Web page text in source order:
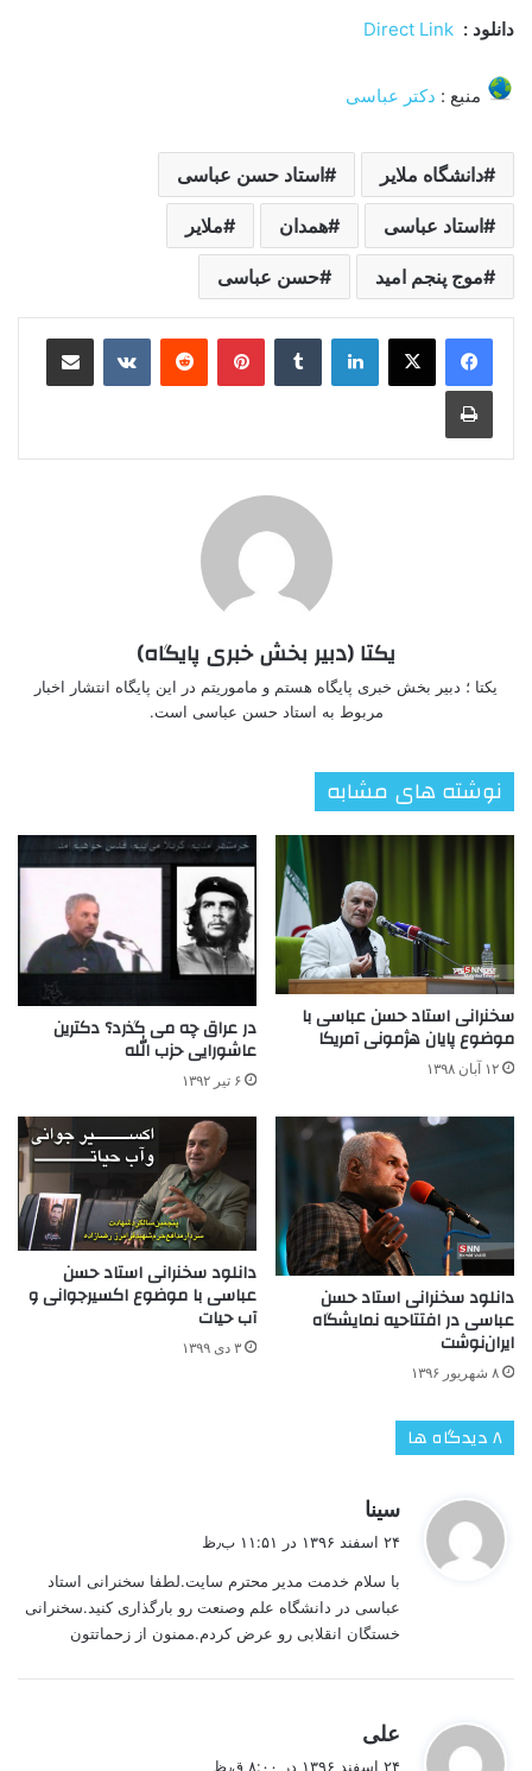
دانلود : Direct Link
منبع : دکتر عباسی
دانشگاه ملایر استاد حسن عباسی
استاد عباسی همدان ملایر
موج پنجم امید حسن عباسی
لینکدین ‫تامبلر ‫پین‌ترست‫رددیت ‫VKontakteاشتراک گذاری از طریق ایمیل
چاپ
یکتا (دبیر بخش خبری پایگاه)
یکتا ؛ دبیر بخش خبری پایگاه هستم و ماموریتم در این پایگاه انتشار اخبار
مربوط به استاد حسن عباسی است.
نوشته های مشابه
سخنرانی استاد حسن عباسی با
موضوع پایان هژمونی آمریکا
۱۲ آبان ۱۳۹۸
در عراق چه می گذرد؟ دکترین
عاشورایی حزب الله
۶ تیر ۱۳۹۲
دانلود سخنرانی استاد حسن
عباسی در افتتاحیه نمایشگاه
ایران‌نوشت
۸ شهریور ۱۳۹۶
دانلود سخنرانی استاد حسن
عباسی با موضوع اکسیرجوانی و
آب حیات
۳ دی ۱۳۹۹
‫۸ دیدگاه ها
سینا
:
۲۴ اسفند ۱۳۹۶ در ۱۱:۵۱ ب٫ظ
با سلام خدمت مدیر محترم سایت.لطفا سخنرانی استاد
عباسی در دانشگاه علم وصنعت رو بارگذاری کنید.سخنرانی
خستگان انقلابی رو عرض کردم.ممنون از زحماتتون
علی
۲۴ اسفند ۱۳۹۶ در ۸:۰۰ ق٫ظ